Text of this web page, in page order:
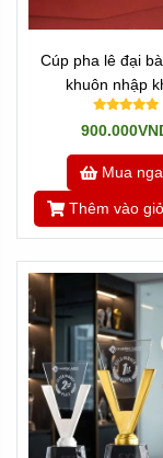
Cúp pha lê đại
khuôn nhập
Mua
Thêm vào